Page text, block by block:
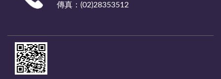
傳真：(02)28353512